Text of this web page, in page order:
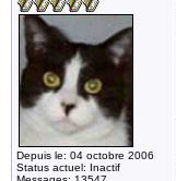
Depuis le: 04 octobre 2006
Status actuel: Inactif